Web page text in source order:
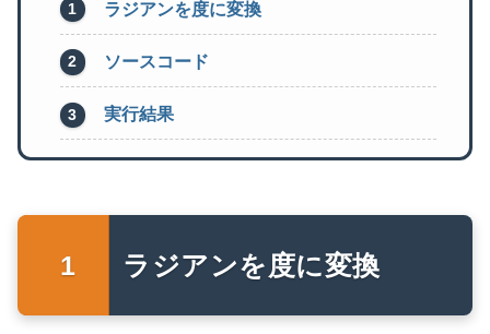
ラジアンを度に変換
ソースコード
実行結果
ラジアンを度に変換